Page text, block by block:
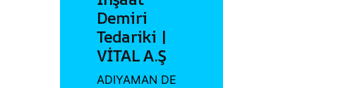
Demiri
Tedariki |
VİTAL A.Ş
ADIYAMAN DE